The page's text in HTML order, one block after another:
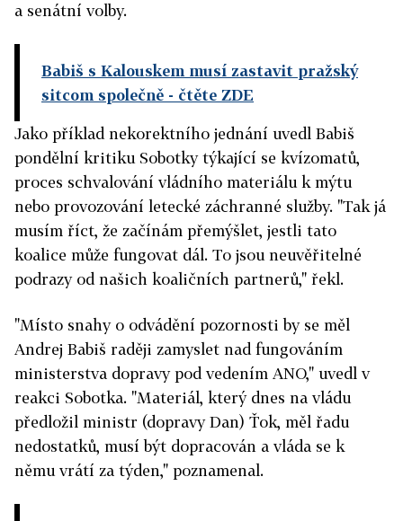
a senátní volby.
Babiš s Kalouskem musí zastavit pražský
sitcom společně - čtěte ZDE
Jako příklad nekorektního jednání uvedl Babiš
pondělní kritiku Sobotky týkající se kvízomatů,
proces schvalování vládního materiálu k mýtu
nebo provozování letecké záchranné služby. "Tak já
musím říct, že začínám přemýšlet, jestli tato
koalice může fungovat dál. To jsou neuvěřitelné
podrazy od našich koaličních partnerů," řekl.
"Místo snahy o odvádění pozornosti by se měl
Andrej Babiš raději zamyslet nad fungováním
ministerstva dopravy pod vedením ANO," uvedl v
reakci Sobotka. "Materiál, který dnes na vládu
předložil ministr (dopravy Dan) Ťok, měl řadu
nedostatků, musí být dopracován a vláda se k
němu vrátí za týden," poznamenal.